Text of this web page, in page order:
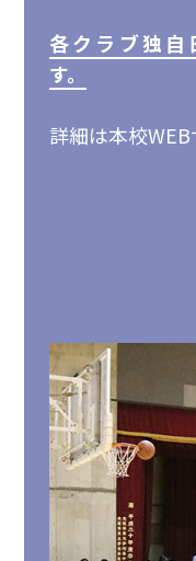
各クラブ独自
す。
詳細は本校WEB